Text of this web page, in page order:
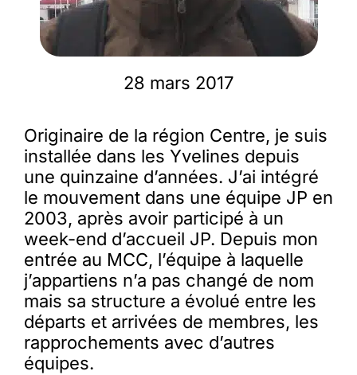
Nous soutenir
La revue Responsables
28 mars 2017
Originaire de la région Centre, je suis
installée dans les Yvelines depuis
une quinzaine d’années. J’ai intégré
le mouvement dans une équipe JP en
2003, après avoir participé à un
week-end d’accueil JP. Depuis mon
entrée au MCC, l’équipe à laquelle
j’appartiens n’a pas changé de nom
mais sa structure a évolué entre les
départs et arrivées de membres, les
rapprochements avec d’autres
équipes.